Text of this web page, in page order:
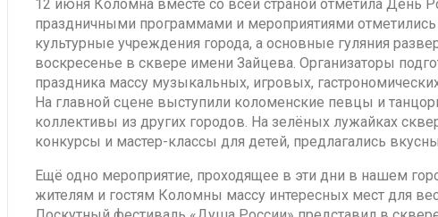
12 июня Коломна вместе со всей страной отметила День
праздничными программами и мероприятиями
культурные учреждения города, а основные гуляния
воскресенье в сквере имени Зайцева. Организаторы
праздника массу музыкальных, игровых,
На главной сцене выступили коломенские певцы и
коллективы из других городов. На зелёных лужайках
конкурсы и мастер-классы для детей, предлагались
Ещё одно мероприятие, проходящее в эти дни в нашем
жителям и гостям Коломны массу интересных мест для